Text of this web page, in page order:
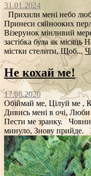
31.01.2024
Прихили мені небо
Принеси сяйнооких
Візерунок мінливий
застібка була як
містки стелити, Щоб...
Не кохай ме!
17.08.2020
Обіймай ме, Цілуй ме ,
Дивись мені в очі, Люби
Пести ме зранку.
минуло, Знову прийде.